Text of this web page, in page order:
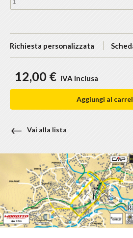
Richiesta personalizzata
12,00 € IVA inclusa
Aggiungi al
Vai alla lista